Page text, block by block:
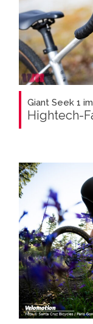
Giant Seek 1
Hightech-